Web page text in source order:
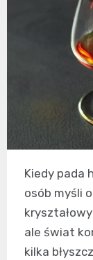
Kiedy pada
osób myśli
ale świat
kilka